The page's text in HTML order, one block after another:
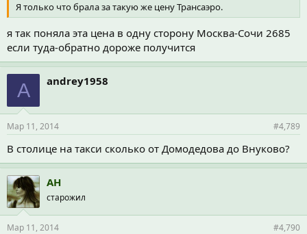
Я только что брала за такую же цену Трансаэро.
я так поняла эта цена в одну сторону Москва-Сочи 2685
если туда-обратно дороже получится
A andrey1958
Мар 11, 2014 #4,789
В столице на такси сколько от Домодедова до Внуково?
АН
старожил
Мар 11, 2014 #4,790